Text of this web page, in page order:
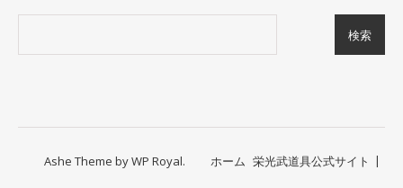
検索
ホーム 栄光武道具公式サイト
Ashe Theme byWP Royal.